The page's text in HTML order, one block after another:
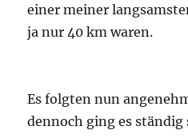
Falbesoner Alm
Mutterberg, vorbei am
Eisgrat standen bevor.
den Westhang hinein,